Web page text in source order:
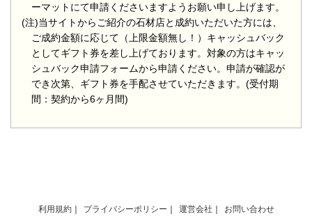
ーマットにて申請くださいますようお願い申し上げます。
(注)当サイトからご紹介の石材店と成約いただいた方には、
ご成約金額に応じて（上限金額無し！）キャッシュバック
としてギフト券を差し上げております。対象の方はキャッ
シュバック申請フォームから申請ください。申請が確認が
でき次第、ギフト券を手配させていただきます。(受付期
間：契約から6ヶ月間)
利用規約 プライバシーポリシー 運営会社 お問い合わせ